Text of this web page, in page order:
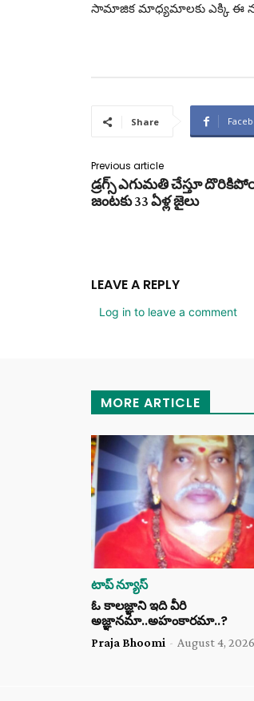
సామాజిక మాధ్యమాలకు ఎక్కి ఈ
Share
Previous article
డ్రగ్స్ ఎగుమతి చేస్తూ
జంటకు 33 ఏళ్ల జైలు
LEAVE A REPLY
Log in to leave a comment
MORE ARTICLE
టాప్ న్యూస్
ఓ కాలజ్ఞాని ఇది వీరి
అజ్ఞానమా..అహంకారమా..?
Praja Bhoomi - August 4, 2026